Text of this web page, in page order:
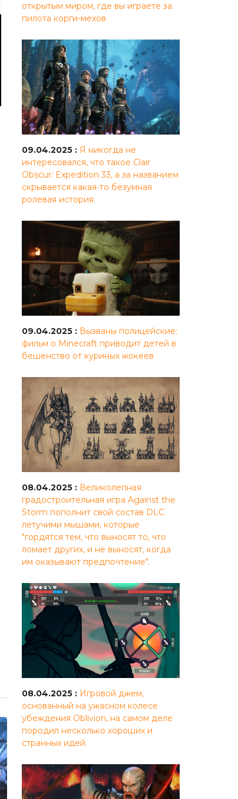
открытым миром, где вы играете за
пилота корги-мехов
09.04.2025 : Я никогда не
интересовался, что такое Clair
Obscur: Expedition 33, а за названием
скрывается какая-то безумная
ролевая история.
09.04.2025 : Вызваны полицейские:
фильм о Minecraft приводит детей в
бешенство от куриных жокеев
08.04.2025 : Великолепная
градостроительная игра Against the
Storm пополнит свой состав DLC
летучими мышами, которые
"гордятся тем, что выносят то, что
ломает других, и не выносят, когда
им оказывают предпочтение".
08.04.2025 : Игровой джем,
основанный на ужасном колесе
убеждения Oblivion, на самом деле
породил несколько хороших и
странных идей.